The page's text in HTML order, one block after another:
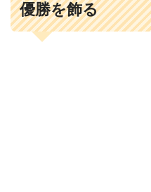
優勝を飾る